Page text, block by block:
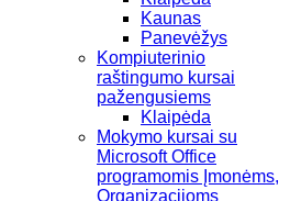
Kaunas
Panevėžys
Kompiuterinio
raštingumo kursai
pažengusiems
Klaipėda
Mokymo kursai su
Microsoft Office
programomis Įmonėms,
Organizacijoms